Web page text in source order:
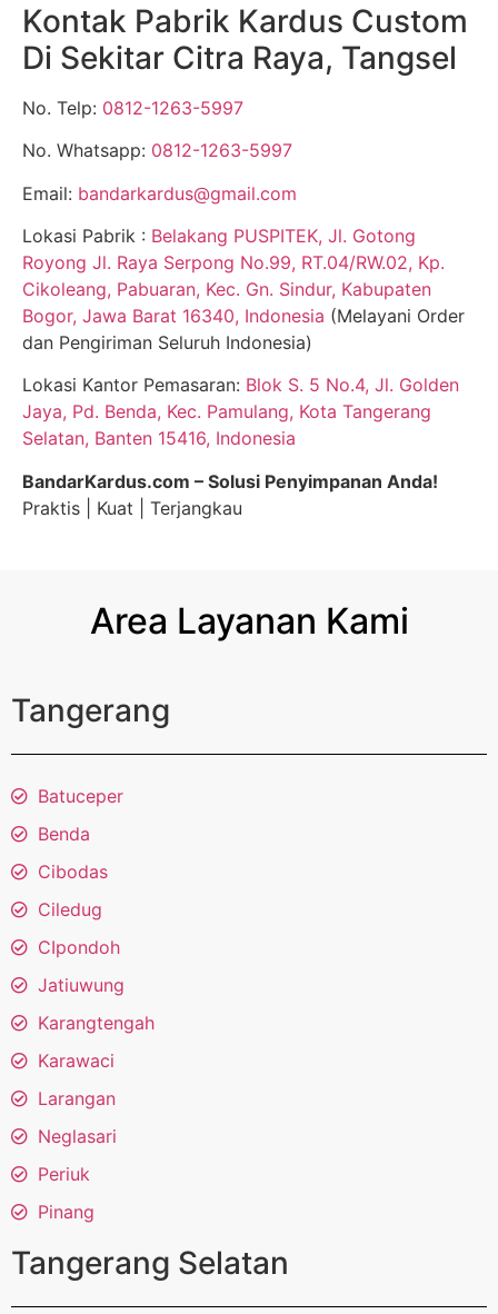
Kontak Pabrik Kardus Custom
Di Sekitar Citra Raya, Tangsel
No. Telp: 0812-1263-5997
No. Whatsapp: 0812-1263-5997
Email: bandarkardus@gmail.com
Lokasi Pabrik : Belakang PUSPITEK, Jl. Gotong
Royong Jl. Raya Serpong No.99, RT.04/RW.02, Kp.
Cikoleang, Pabuaran, Kec. Gn. Sindur, Kabupaten
Bogor, Jawa Barat 16340, Indonesia (Melayani Order
dan Pengiriman Seluruh Indonesia)
Lokasi Kantor Pemasaran: Blok S. 5 No.4, Jl. Golden
Jaya, Pd. Benda, Kec. Pamulang, Kota Tangerang
Selatan, Banten 15416, Indonesia
BandarKardus.com – Solusi Penyimpanan Anda!
Praktis | Kuat | Terjangkau
Area Layanan Kami
Tangerang
Batuceper
Benda
Cibodas
Ciledug
CIpondoh
Jatiuwung
Karangtengah
Karawaci
Larangan
Neglasari
Periuk
Pinang
Tangerang Selatan